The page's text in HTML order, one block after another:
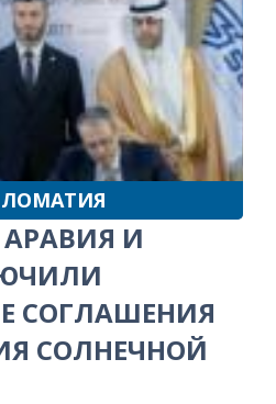
И
СОГЛАШЕНИЯ
СОЛНЕЧНОЙ